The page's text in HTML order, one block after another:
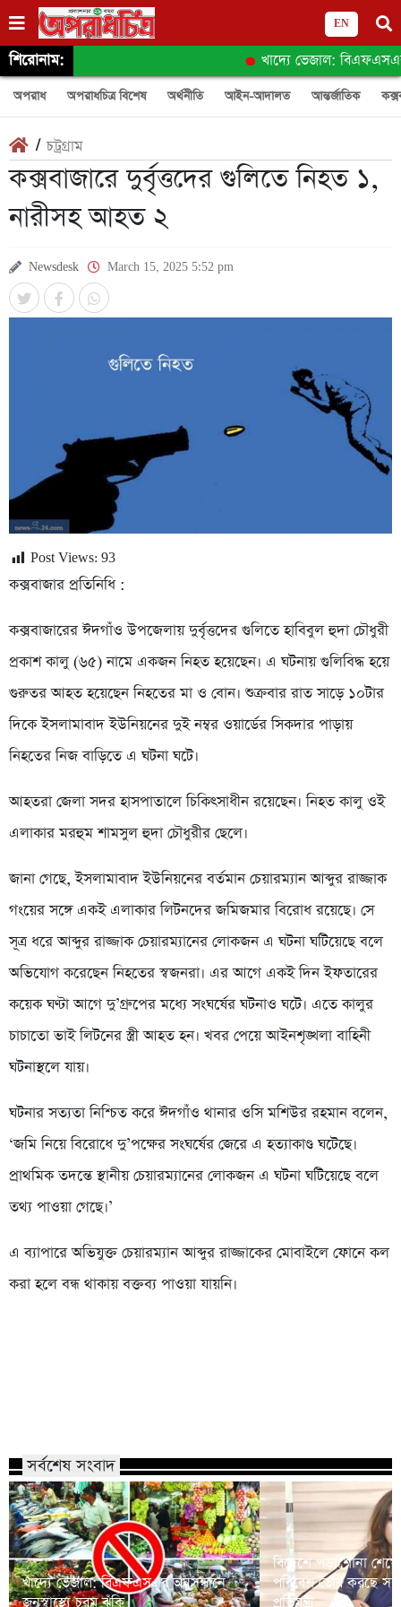
EN
শিরোনাম: খাদ্যে ভেজাল: বিএফএসএর
অপরাধ অপরাধচিত্র বিশেষ অর্থনীতি আইন-আদালত আন্তর্জাতিক
/চট্রগ্রাম
কক্সবাজারে দুর্বৃত্তদের গুলিতে নিহত ১,
নারীসহ আহত ২
Newsdesk March 15, 2025 5:52 pm
Post Views: 93
কক্সবাজার প্রতিনিধি :
কক্সবাজারের ঈদগাঁও উপজেলায় দুর্বৃত্তদের গুলিতে হাবিবুল হুদা চৌধুরী
প্রকাশ কালু (৬৫) নামে একজন নিহত হয়েছেন। এ ঘটনায় গুলিবিদ্ধ হয়ে
গুরুতর আহত হয়েছেন নিহতের মা ও বোন। শুক্রবার রাত সাড়ে ১০টার
দিকে ইসলামাবাদ ইউনিয়নের দুই নম্বর ওয়ার্ডের সিকদার পাড়ায়
নিহতের নিজ বাড়িতে এ ঘটনা ঘটে।
আহতরা জেলা সদর হাসপাতালে চিকিৎসাধীন রয়েছেন। নিহত কালু ওই
এলাকার মরহুম শামসুল হুদা চৌধুরীর ছেলে।
জানা গেছে, ইসলামাবাদ ইউনিয়নের বর্তমান চেয়ারম্যান আব্দুর রাজ্জাক
গংয়ের সঙ্গে একই এলাকার লিটনদের জমিজমার বিরোধ রয়েছে। সে
সূত্র ধরে আব্দুর রাজ্জাক চেয়ারম্যানের লোকজন এ ঘটনা ঘটিয়েছে বলে
অভিযোগ করেছেন নিহতের স্বজনরা। এর আগে একই দিন ইফতারের
কয়েক ঘণ্টা আগে দু’গ্রুপের মধ্যে সংঘর্ষের ঘটনাও ঘটে। এতে কালুর
চাচাতো ভাই লিটনের স্ত্রী আহত হন। খবর পেয়ে আইনশৃঙ্খলা বাহিনী
ঘটনাস্থলে যায়।
ঘটনার সত্যতা নিশ্চিত করে ঈদগাঁও থানার ওসি মশিউর রহমান বলেন,
‘জমি নিয়ে বিরোধে দু’পক্ষের সংঘর্ষের জেরে এ হত্যাকাণ্ড ঘটেছে।
প্রাথমিক তদন্তে স্থানীয় চেয়ারম্যানের লোকজন এ ঘটনা ঘটিয়েছে বলে
তথ্য পাওয়া গেছে।’
এ ব্যাপারে অভিযুক্ত চেয়ারম্যান আব্দুর রাজ্জাকের মোবাইলে ফোনে কল
করা হলে বন্ধ থাকায় বক্তব্য পাওয়া যায়নি।
সর্বশেষ সংবাদ
খাদ্যে ভেজাল: বিএফএসএর অনুসন্ধানে
বিদেশে পড়াশোনা
পরিবেশ তৈরি করছে